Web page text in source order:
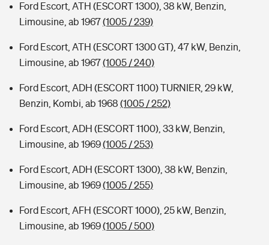
Ford Escort, ATH (ESCORT 1300), 38 kW, Benzin,
Limousine, ab 1967(1005 / 239)
Ford Escort, ATH (ESCORT 1300 GT), 47 kW, Benzin,
Limousine, ab 1967(1005 / 240)
Ford Escort, ADH (ESCORT 1100) TURNIER, 29 kW,
Benzin, Kombi, ab 1968 (1005 / 252)
Ford Escort, ADH (ESCORT 1100), 33 kW, Benzin,
Limousine, ab 1969(1005 / 253)
Ford Escort, ADH (ESCORT 1300), 38 kW, Benzin,
Limousine, ab 1969(1005 / 255)
Ford Escort, AFH (ESCORT 1000), 25 kW, Benzin,
Limousine, ab 1969(1005 / 500)